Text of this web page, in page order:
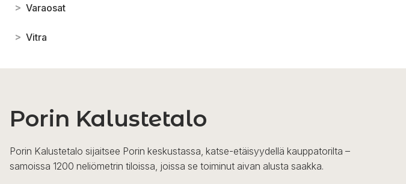
> Varaosat
> Vitra
Porin Kalustetalo
Porin Kalustetalo sijaitsee Porin keskustassa, katse-etäisyydellä kauppatorilta –
samoissa 1200 neliömetrin tiloissa, joissa se toiminut aivan alusta saakka.